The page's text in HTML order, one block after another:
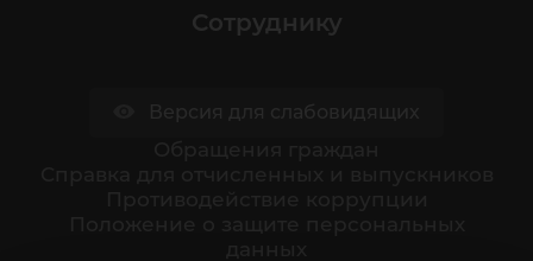
Сотруднику